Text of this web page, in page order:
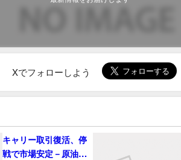
Xでフォローしよう
キャリー取引復活、停
戦で市場安定－原油高